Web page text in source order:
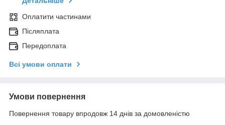
Оплатити частинами
Післяплата
Передоплата
Всі умови оплати
Умови повернення
Повернення товару впродовж 14 днів за домовленістю